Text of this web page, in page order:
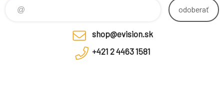
pro transport. Dalším
ulehčením práce je přepínač
odoberať
shop@evision.sk
+421 2 4463 1581